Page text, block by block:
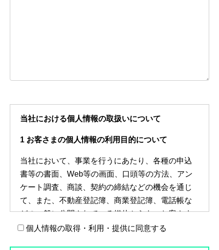
当社における個人情報の取扱いについて
1 お客さまの個人情報の利用目的について
当社において、事業を行うにあたり、各種の申込
書等の書面、Web等の画面、口頭等の方法、アン
ケート調査、商談、契約の締結などの機会を通じ
て、また、不動産登記簿、商業登記簿、電話帳な
どの一般に公開されている媒体からも、お客さま
の住所・氏名・郵便番号・電話番号・FAX番号・
個人情報の取得・利用・提供に同意する